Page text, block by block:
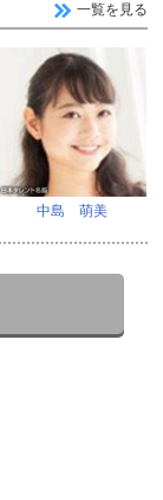
一覧を見る
中島 萌美